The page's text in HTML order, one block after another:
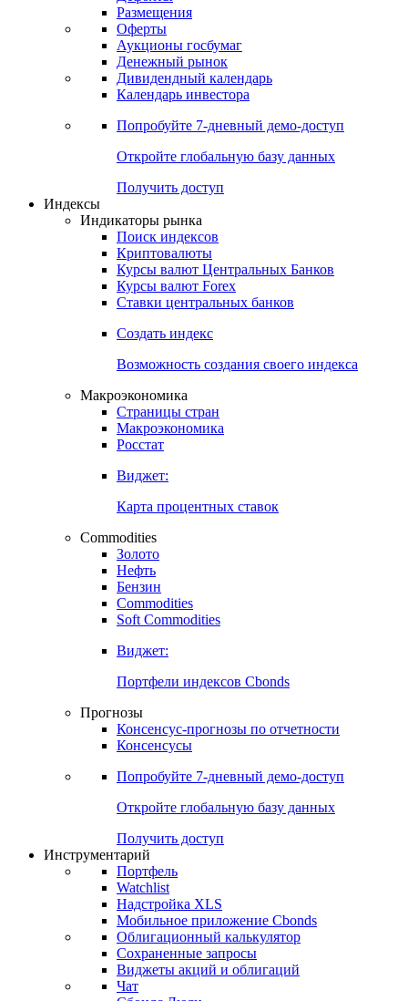
Получить доступ
Календарь
Календарь событий
Дефолты
Размещения
Оферты
Денежный рынок
Календарь инвестора
Попробуйте7-дневный
Откройте глобальную базу данных
Получить доступ
Индикаторы рынка
Поиск индексов
Курсы валют Центральных Банков
Ставки центральных банков
Создать индекс
Возможность создания своего индекса
Страницы стран
Росстат
Виджет:
Карта процентных ставок
Commodities
Золото
Бензин
Soft Commodities
Виджет:
Портфели индексов Cbonds
Прогнозы
Консенсусы
Попробуйте7-дневный
Откройте глобальную базу данных
Получить доступ
Инструментарий
Портфель
Watchlist
Надстройка XLS
Мобильное приложение Cbonds